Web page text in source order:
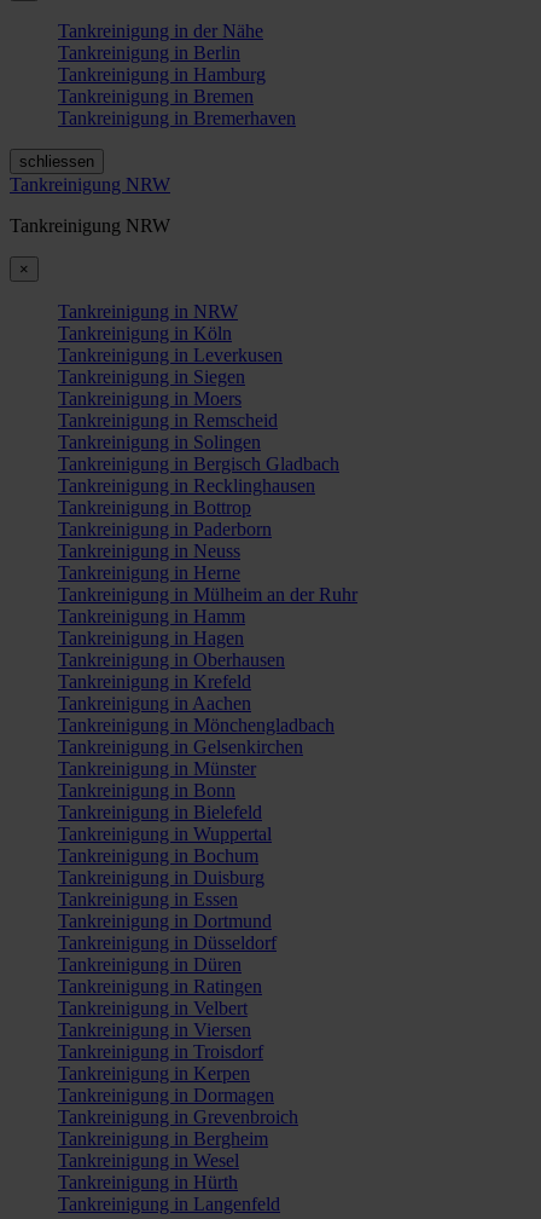
Tankreinigung in der Nähe
Tankreinigung in Berlin
Tankreinigung in Hamburg
Tankreinigung in Bremen
Tankreinigung in Bremerhaven
schliessen
Tankreinigung NRW
Tankreinigung NRW
×
Tankreinigung in NRW
Tankreinigung in Köln
Tankreinigung in Leverkusen
Tankreinigung in Siegen
Tankreinigung in Moers
Tankreinigung in Remscheid
Tankreinigung in Solingen
Tankreinigung in Bergisch Gladbach
Tankreinigung in Recklinghausen
Tankreinigung in Bottrop
Tankreinigung in Paderborn
Tankreinigung in Neuss
Tankreinigung in Herne
Tankreinigung in Mülheim an der Ruhr
Tankreinigung in Hamm
Tankreinigung in Hagen
Tankreinigung in Oberhausen
Tankreinigung in Krefeld
Tankreinigung in Aachen
Tankreinigung in Mönchengladbach
Tankreinigung in Gelsenkirchen
Tankreinigung in Münster
Tankreinigung in Bonn
Tankreinigung in Bielefeld
Tankreinigung in Wuppertal
Tankreinigung in Bochum
Tankreinigung in Duisburg
Tankreinigung in Essen
Tankreinigung in Dortmund
Tankreinigung in Düsseldorf
Tankreinigung in Düren
Tankreinigung in Ratingen
Tankreinigung in Velbert
Tankreinigung in Viersen
Tankreinigung in Troisdorf
Tankreinigung in Kerpen
Tankreinigung in Dormagen
Tankreinigung in Grevenbroich
Tankreinigung in Bergheim
Tankreinigung in Wesel
Tankreinigung in Hürth
Tankreinigung in Langenfeld